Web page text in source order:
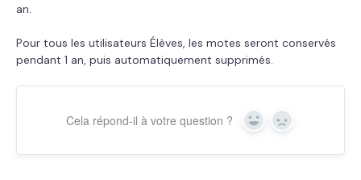
an.
Pour tous les utilisateurs Élèves, les motes seront conservés
pendant 1 an, puis automatiquement supprimés.
Cela répond-il à votre question ? Yes No